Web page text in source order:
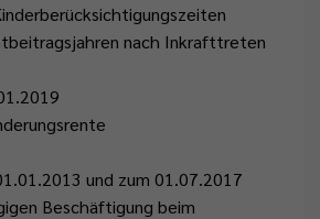
nach Inkrafttreten
und zum 01.07.2017
Beschäftigung beim